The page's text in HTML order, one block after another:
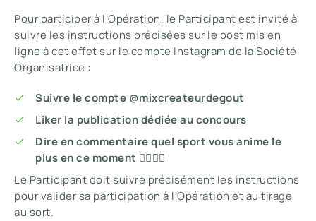
Pour participer à l’Opération, le Participant est invité à
suivre les instructions précisées sur le post mis en
ligne à cet effet sur le compte Instagram de la Société
Organisatrice :
Suivre le compte @mixcreateurdegout
Liker la publication dédiée au concours
Dire en commentaire quel sport vous anime le
plus en ce moment 🏃‍♂️🏋️‍♀️
Le Participant doit suivre précisément les instructions
pour valider sa participation à l’Opération et au tirage
au sort.